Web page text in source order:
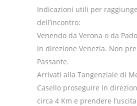
Indicazioni utili per
dell’incontro:
Venendo da Verona o da
in direzione Venezia. Non
Passante.
Arrivati alla Tangenziale di
Casello proseguire in
circa 4 Km e prendere l’uscita